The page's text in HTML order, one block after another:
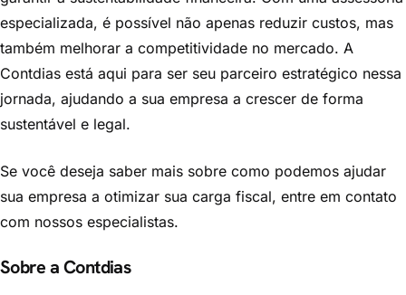
especializada, é possível não apenas reduzir custos, mas
também melhorar a competitividade no mercado. A
Contdias está aqui para ser seu parceiro estratégico nessa
jornada, ajudando a sua empresa a crescer de forma
sustentável e legal.
Se você deseja saber mais sobre como podemos ajudar
sua empresa a otimizar sua carga fiscal, entre em contato
com nossos especialistas.
Sobre a Contdias